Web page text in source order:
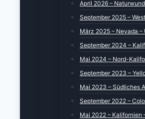
April 2026 –
September 2025 –
März 2025 – Nevada –
September 2024 –
Mai 2024 – Nord-
September 2023 –
Mai 2023 – Südliches
September 2022 –
Mai 2022 – Kalifornien